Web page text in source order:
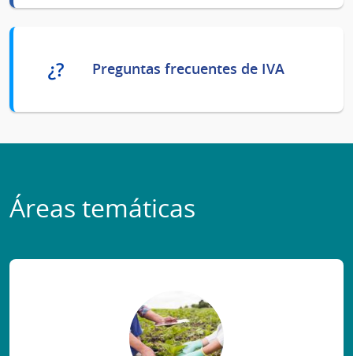
Preguntas frecuentes de IVA
Áreas temáticas